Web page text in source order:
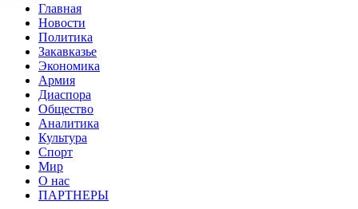
Главная
Новости
Политика
Закавказье
Экономика
Армия
Диаспора
Общество
Аналитика
Культура
Спорт
Мир
О нас
ПАРТНЕРЫ